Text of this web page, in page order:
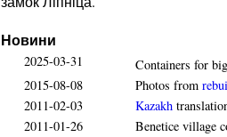
Новини
2025-03-31
Containers for
2015-08-08
Photos from
2011-02-03
Kazakh
2011-01-26
Benetice village